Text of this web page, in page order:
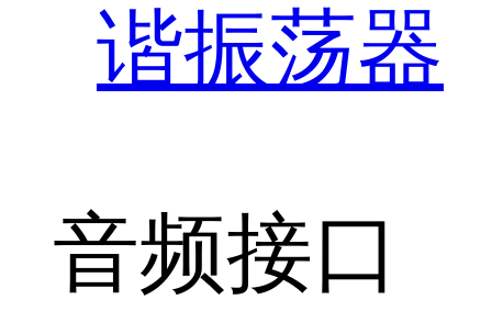
谐振荡器
音频接口